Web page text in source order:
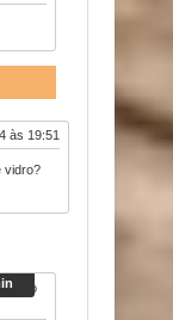
às 19:51
vidro?